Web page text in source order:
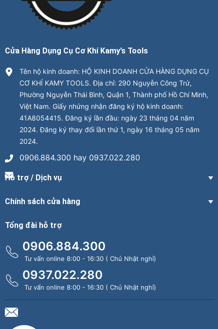
Cửa Hàng Dụng Cụ Cơ Khí Kamy’s Tools
Tên hộ kinh doanh: HỘ KINH DOANH CỬA HÀNG DỤNG CỤ
CƠ KHÍ KAMY TOOLS. Địa chỉ: 290 Nguyễn Công Trứ,
Phường Nguyễn Thái Bình, Quận 1, Thành phố Hồ Chí Minh,
Việt Nam. Giấy nhứng nhận đăng ký hộ kinh doanh:
41A8054415. Đăng ký lần đầu: ngày 23 tháng 04 năm
2024. Đăng ký thay đổi lần thứ 1, ngày 16 tháng 05 năm
2024.
0906.884.300 hay 0937.022.280
Hỗ trợ / Dịch vụ
Chính sách cửa hàng
Tổng đài hỗ trợ
0906.884.300
Tư vấn online 8:00 - 16:30 ( Chủ Nhật nghỉ)
0937.022.280
Tư vấn online 8:00 - 16:30 ( Chủ Nhật nghỉ)